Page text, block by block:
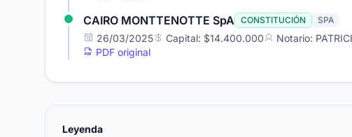
CAIRO MONTTENOTTE SpA CONSTITUCIÓN SPA
26/03/2025 Capital: $14.400.000
Notario:
PDF original
Leyenda